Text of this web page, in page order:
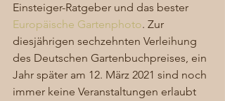
Einsteiger-Ratgeber und das bester
Europäische Gartenphoto. Zur
diesjährigen sechzehnten Verleihung
des Deutschen Gartenbuchpreises, ein
Jahr später am 12. März 2021 sind noch
immer keine Veranstaltungen erlaubt